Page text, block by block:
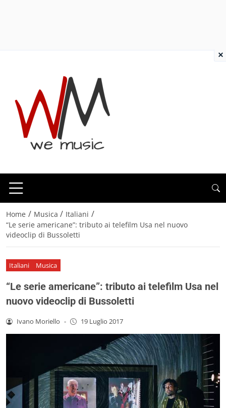
Home / Musica / Italiani /
“Le serie americane”: tributo ai telefilm Usa nel nuovo
videoclip di Bussoletti
Italiani Musica
“Le serie americane”: tributo ai telefilm Usa nel
nuovo videoclip di Bussoletti
Ivano Moriello - 19 Luglio 2017
×